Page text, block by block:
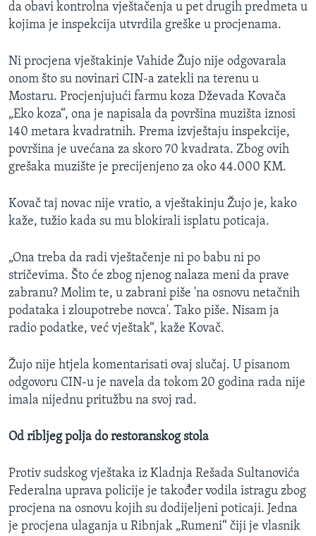
da obavi kontrolna vještačenja u pet drugih predmeta u
kojima je inspekcija utvrdila greške u procjenama.
Ni procjena vještakinje Vahide Žujo nije odgovarala
onom što su novinari CIN-a zatekli na terenu u
Mostaru. Procjenjujući farmu koza Dževada Kovača
„Eko koza“, ona je napisala da površina muzišta iznosi
140 metara kvadratnih. Prema izvještaju inspekcije,
površina je uvećana za skoro 70 kvadrata. Zbog ovih
grešaka muzište je precijenjeno za oko 44.000 KM.
Kovač taj novac nije vratio, a vještakinju Žujo je, kako
kaže, tužio kada su mu blokirali isplatu poticaja.
„Ona treba da radi vještačenje ni po babu ni po
stričevima. Što će zbog njenog nalaza meni da prave
zabranu? Molim te, u zabrani piše 'na osnovu netačnih
podataka i zloupotrebe novca'. Tako piše. Nisam ja
radio podatke, već vještak“, kaže Kovač.
Žujo nije htjela komentarisati ovaj slučaj. U pisanom
odgovoru CIN-u je navela da tokom 20 godina rada nije
imala nijednu pritužbu na svoj rad.
Od ribljeg polja do restoranskog stola
Protiv sudskog vještaka iz Kladnja Rešada Sultanovića
Federalna uprava policije je također vodila istragu zbog
procjena na osnovu kojih su dodijeljeni poticaji. Jedna
je procjena ulaganja u Ribnjak „Rumeni“ čiji je vlasnik